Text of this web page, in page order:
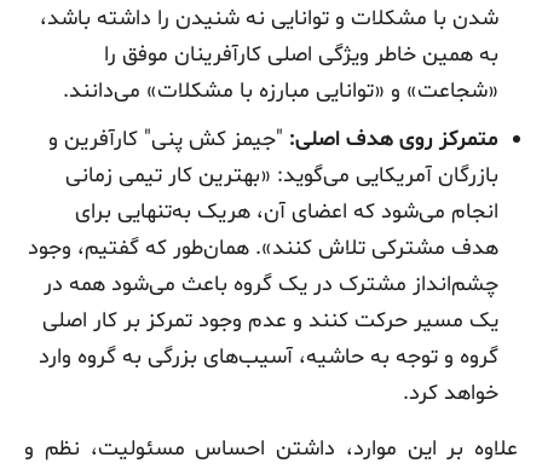
شدن با مشکلات و توانایی نه شنیدن را داشته باشد،
به همین خاطر ویژگی اصلی کارآفرینان موفق را
«شجاعت» و «توانایی مبارزه با مشکلات» می‌دانند.
متمرکز روی هدف اصلی: "جیمز کش پنی" کارآفرین و
بازرگان آمریکایی می‌گوید: «بهترین کار تیمی زمانی
انجام می‌شود که اعضای آن، هریک به‌تنهایی برای
هدف مشترکی تلاش کنند». همان‌طور که گفتیم، وجود
چشم‌انداز مشترک در یک گروه باعث می‌شود همه در
یک مسیر حرکت کنند و عدم وجود تمرکز بر کار اصلی
گروه و توجه به حاشیه، آسیب‌های بزرگی به گروه وارد
خواهد کرد.
علاوه بر این موارد، داشتن احساس مسئولیت، نظم و